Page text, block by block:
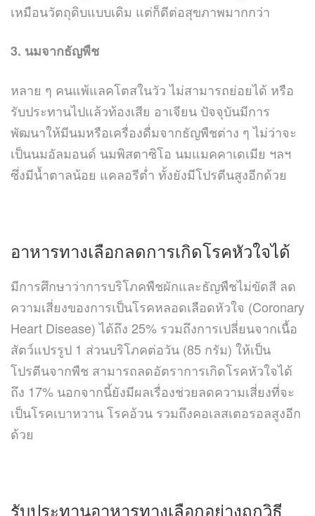
เหมือนวัตถุดิบแบบเดิม แต่ก็ดีต่อสุขภาพมากกว่า
3. นมจากธัญพืช
หลาย ๆ คนแพ้แลคโตสในวัว ไม่สามารถย่อยได้ หรือ
รับประทานไปแล้วท้องเสีย อาเจียน ปัจจุบันมีการ
พัฒนาให้มีนมหรือเครื่องดื่มจากธัญพืชต่าง ๆ ไม่ว่าจะ
เป็นนมอัลมอนด์ นมพิสตาซิโอ นมแมคคาเดเมีย ฯลฯ
ซึ่งมีน้ำตาลน้อย แคลอรีต่ำ ทั้งยังมีโปรตีนสูงอีกด้วย
อาหารทางเลือกลดการเกิดโรคหัวใจได้
มีการศึกษาว่าการบริโภคพืชผักและธัญพืชไม่ขัดสี ลด
ความเสี่ยงของการเป็นโรคหลอดเลือดหัวใจ (Coronary
Heart Disease) ได้ถึง 25% รวมถึงการเปลี่ยนจากเนื้อ
สัตว์แปรรูป 1 ส่วนบริโภคต่อวัน (85 กรัม) ให้เป็น
โปรตีนจากพืช สามารถลดอัตราการเกิดโรคหัวใจได้
ถึง 17% นอกจากนี้ยังมีผลเรื่องช่วยลดความเสี่ยงที่จะ
เป็นโรคเบาหวาน โรคอ้วน รวมถึงคอเลสเตอรอลสูงอีก
ด้วย
รับประทานอาหารทางเลือกอย่างถูกวิธี